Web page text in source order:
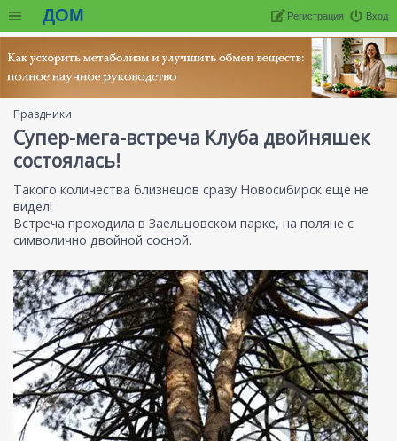
ДОМ Вход
Регистрация
Праздники
Супер-мега-встреча Клуба двойняшек
состоялась!
Такого количества близнецов сразу Новосибирск еще не
видел!
Встреча проходила в Заельцовском парке, на поляне с
символично двойной сосной.